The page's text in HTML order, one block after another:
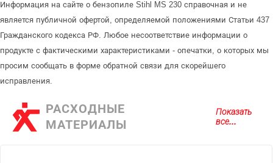
Информация на сайте о бензопиле Stihl MS 230 справочная и не
является публичной офертой, определяемой положениями Статьи 437
Гражданского кодекса РФ. Любое несоответствие информации о
продукте с фактическими характеристиками - опечатки, о которых мы
просим сообщать в форме обратной связи для скорейшего
исправления.
РАСХОДНЫЕ
МАТЕРИАЛЫ
Показать
все...